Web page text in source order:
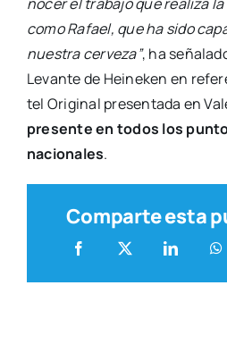
como Rafael, que ha sido
nues­tra cer­ve­za”, ha
Levan­te de Hei­ne­ken en
tel Ori­gi­nal pre­sen­ta­da en
pre­sen­te en todos los
nacio­na­les.
Comparte esta